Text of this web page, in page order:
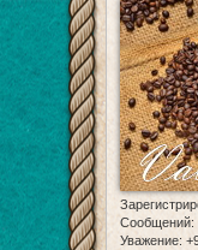
Сообщений:
Уважение: